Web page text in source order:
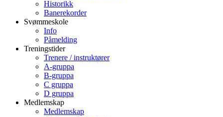
Historikk
Banerekorder
Svømmeskole
Info
Påmelding
Treningstider
Trenere / instruktører
A-gruppa
B-gruppa
C gruppa
D gruppa
Medlemskap
Medlemskap